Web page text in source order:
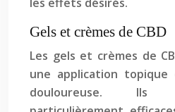
Gels et crèmes de CBD
Les gels et crèmes de
une application
douloureuse.